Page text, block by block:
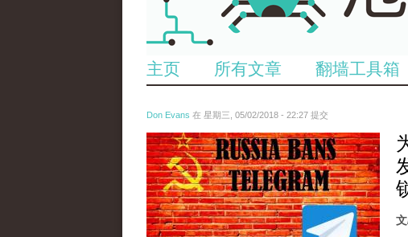
主页 所有文章 翻墙工具箱
Don Evans 在 星期三, 05/02/2018 - 22:27 提交
tou_.jpeg